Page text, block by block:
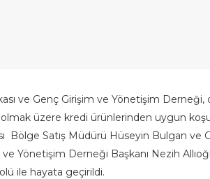
ve Genç Girişim ve Yönetişim
üzere kredi ürünlerinden uygun
Bölge Satış Müdürü Hüseyin Bulgan
ve Yönetişim Derneği Başkanı Nezih
ile hayata geçirildi.